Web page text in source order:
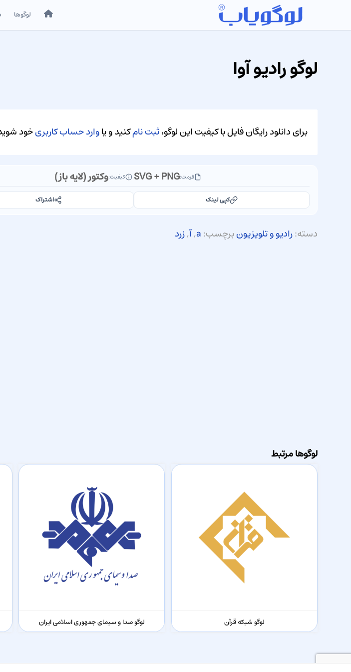
خانه لوگوها
لوگو رادیو آوا
برای دانلود رایگان فایل با کیفیت این لوگو،ثبت نامکنید و یاوارد حساب کاربریخود
فرمت:SVG + PNG
| کیفیت:وکتور (لایه باز)
کپی لینک اشتراک
دسته:رادیو و تلویزیونبرچسب:a
,آ,زرد
لوگوها مرتبط
لوگو شبکه قرآن لوگو صدا و سیمای جمهوری اسلامی ایران